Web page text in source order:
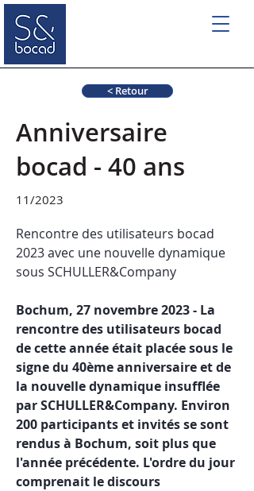
< Retour
Anniversaire
bocad - 40 ans
11/2023
Rencontre des utilisateurs bocad
2023 avec une nouvelle dynamique
sous SCHULLER&Company
Bochum, 27 novembre 2023 - La
rencontre des utilisateurs bocad
de cette année était placée sous le
signe du 40ème anniversaire et de
la nouvelle dynamique insufflée
par SCHULLER&Company. Environ
200 participants et invités se sont
rendus à Bochum, soit plus que
l'année précédente. L'ordre du jour
comprenait le discours